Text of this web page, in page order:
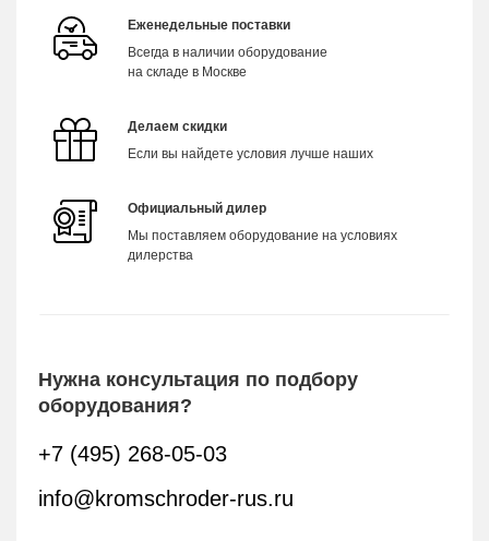
Еженедельные поставки
Всегда в наличии оборудование
на складе в Москве
Делаем скидки
Если вы найдете условия лучше наших
Официальный дилер
Мы поставляем оборудование на условиях
дилерства
Нужна консультация по подбору
оборудования?
+7 (495) 268-05-03
info@kromschroder-rus.ru